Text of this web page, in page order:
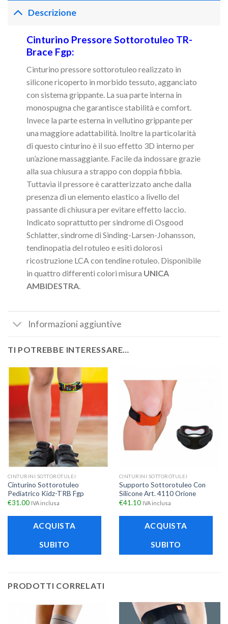
Descrizione
Cinturino Pressore Sottorotuleo TR-
Brace Fgp:
Cinturino pressore sottorotuleo realizzato in
silicone ricoperto in morbido tessuto, agganciato
con sistema grippante. La sua parte interna in
monospugna che garantisce stabilità e comfort.
Invece la parte esterna in vellutino grippante per
una maggiore adattabilità. Inoltre la particolarità
di questo cinturino è il suo effetto 3D interno per
un’azione massaggiante. Facile da indossare grazie
alla sua chiusura a strappo con doppia fibbia.
Tuttavia il pressore è caratterizzato anche dalla
presenza di un elemento elastico a livello del
passante di chiusura per evitare effetto laccio.
Indicato soprattutto per sindrome di Osgood
Schlatter, sindrome di Sinding-Larsen-Johansson,
tendinopatia del rotuleo e esiti dolorosi
ricostruzione LCA con tendine rotuleo. Disponibile
in quattro differenti colori misura UNICA
AMBIDESTRA.
Informazioni aggiuntive
TI POTREBBE INTERESSARE…
CINTURINI SOTTOROTULEI
Cinturino Sottorotuleo
Pediatrico Kidz-TRB Fgp
€31.00 IVA inclusa
ACQUISTA
SUBITO
CINTURINI SOTTOROTULEI
Supporto Sottorotuleo Con
Silicone Art. 4110 Orione
€41.10 IVA inclusa
ACQUISTA
SUBITO
PRODOTTI CORRELATI